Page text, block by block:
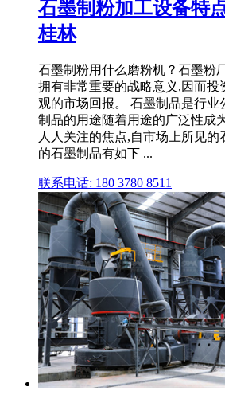
石墨制粉加工设备特
桂林
石墨制粉用什么磨粉机？石墨粉
拥有非常重要的战略意义,因而投
观的市场回报。 石墨制品是行业
制品的用途随着用途的广泛性成
人人关注的焦点,自市场上所见
的石墨制品有如下 ...
联系电话: 180 3780 8511